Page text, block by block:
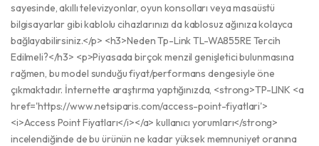
sayesinde, akıllı televizyonlar, oyun konsolları veya masaüstü
bilgisayarlar gibi kablolu cihazlarınızı da kablosuz ağınıza kolayca
bağlayabilirsiniz.</p> <h3>Neden Tp-Link TL-WA855RE Tercih
Edilmeli?</h3> <p>Piyasada birçok menzil genişletici bulunmasına
rağmen, bu model sunduğu fiyat/performans dengesiyle öne
çıkmaktadır. İnternette araştırma yaptığınızda, <strong>TP-LINK <a
href='https://www.netsiparis.com/access-point-fiyatlari'>
<i>Access Point Fiyatları</i></a> kullanıcı yorumları</strong>
incelendiğinde de bu ürünün ne kadar yüksek memnuniyet oranına